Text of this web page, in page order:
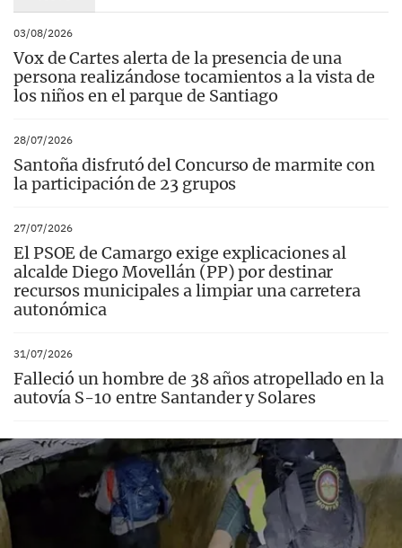
03/08/2026
Vox de Cartes alerta de la presencia de una
persona realizándose tocamientos a la vista de
los niños en el parque de Santiago
28/07/2026
Santoña disfrutó del Concurso de marmite con
la participación de 23 grupos
27/07/2026
El PSOE de Camargo exige explicaciones al
alcalde Diego Movellán (PP) por destinar
recursos municipales a limpiar una carretera
autonómica
31/07/2026
Falleció un hombre de 38 años atropellado en la
autovía S-10 entre Santander y Solares